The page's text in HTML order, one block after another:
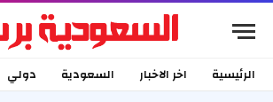
الرئيسية اخر الاخبار السعودية دولي